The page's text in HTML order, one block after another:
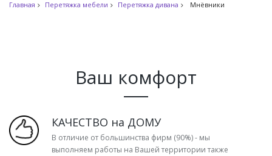
Главная Перетяжка мебели Перетяжка дивана Мнёвники
Ваш комфорт
КАЧЕСТВО на ДОМУ
В отличие от большинства фирм (90%) - мы
выполняем работы на Вашей территории также